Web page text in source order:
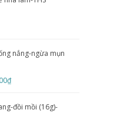
nắng-ngừa mụn
đồi mồi (16g)-